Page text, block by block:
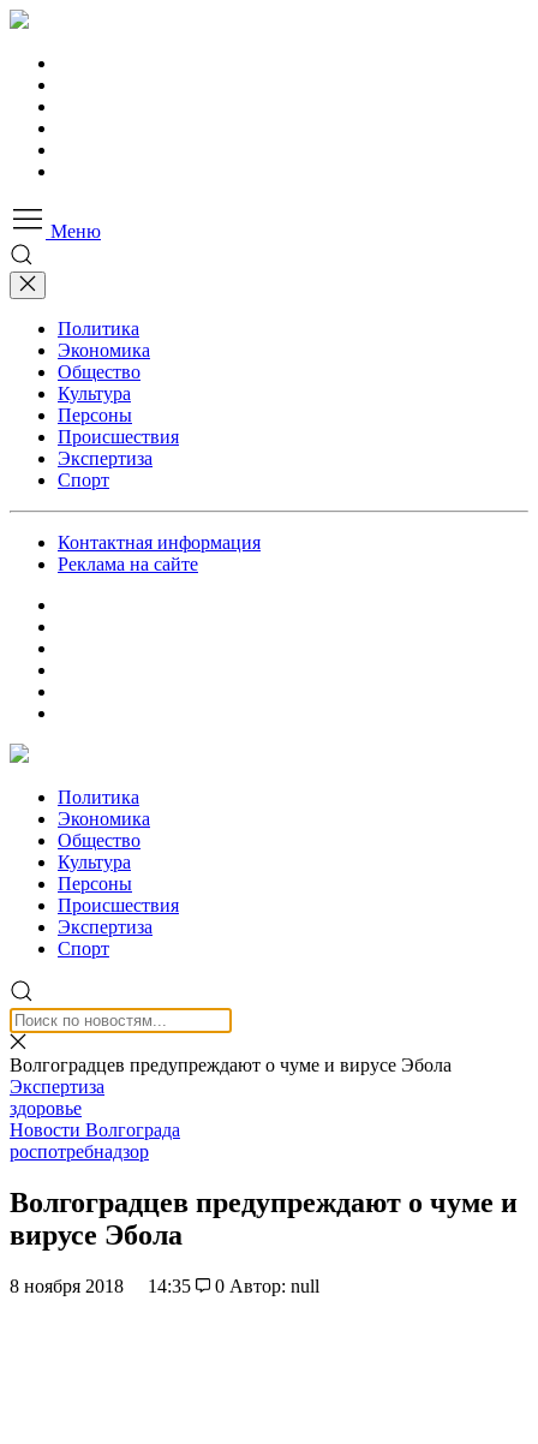
Меню
Политика
Экономика
Общество
Культура
Персоны
Происшествия
Экспертиза
Спорт
Контактная информация
Реклама на сайте
Политика
Экономика
Общество
Культура
Персоны
Происшествия
Экспертиза
Спорт
Волгоградцев предупреждают о чуме и вирусе Эбола
Экспертиза
здоровье
Новости Волгограда
роспотребнадзор
Волгоградцев предупреждают о чуме и
вирусе Эбола
8 ноября 2018 14:35 0 Автор: null